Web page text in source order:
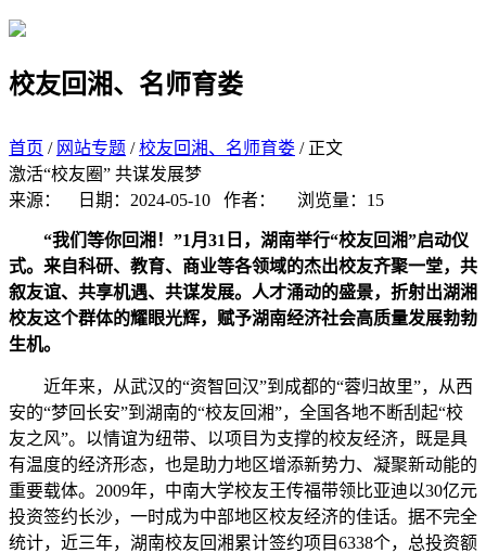
校友回湘、名师育娄
首页 / 网站专题 /校友回湘、名师育娄 / 正文
激活“校友圈” 共谋发展梦
来源：
日期：2024-05-10 作者： 浏览量： 15
“我们等你回湘！”1月31日，湖南举行“校友回湘”启动仪
式。来自科研、教育、商业等各领域的杰出校友齐聚一堂，共
叙友谊、共享机遇、共谋发展。人才涌动的盛景，折射出湖湘
校友这个群体的耀眼光辉，赋予湖南经济社会高质量发展勃勃
生机。
近年来，从武汉的“资智回汉”到成都的“蓉归故里”，从西
安的“梦回长安”到湖南的“校友回湘”，全国各地不断刮起“校
友之风”。以情谊为纽带、以项目为支撑的校友经济，既是具
有温度的经济形态，也是助力地区增添新势力、凝聚新动能的
重要载体。2009年，中南大学校友王传福带领比亚迪以30亿元
投资签约长沙，一时成为中部地区校友经济的佳话。据不完全
统计，近三年，湖南校友回湘累计签约项目6338个，总投资额